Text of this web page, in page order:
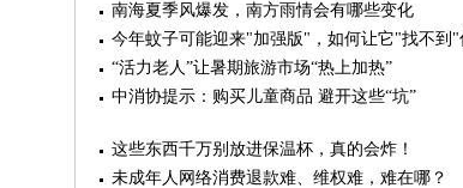
南海夏季风爆发，南方雨情会有哪些变化
今年蚊子可能迎来"加强版"，如何让它"找不到"
“活力老人”让暑期旅游市场“热上加热”
中消协提示：购买儿童商品 避开这些“坑”
这些东西千万别放进保温杯，真的会炸！
未成年人网络消费退款难、维权难，难在哪？